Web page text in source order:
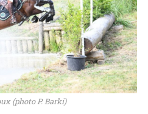
(photo P. Barki)